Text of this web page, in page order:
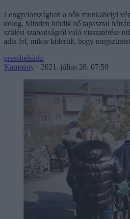
Lengyelországban a nők munkahelyi
dolog. Minden ötödik nő tapasztal
szülési szabadságról való visszatérése
adta fel, mikor kiderült, hogy
presshelsinki
Kampány · 2021. július 28. 07:50